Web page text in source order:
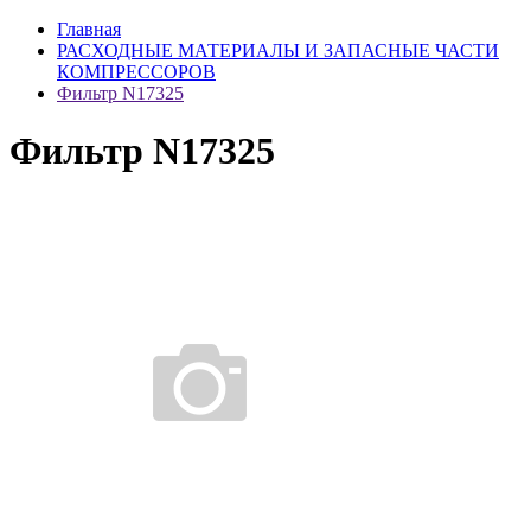
Главная
РАСХОДНЫЕ МАТЕРИАЛЫ И ЗАПАСНЫЕ ЧАСТИ
КОМПРЕССОРОВ
Фильтр N17325
Фильтр N17325